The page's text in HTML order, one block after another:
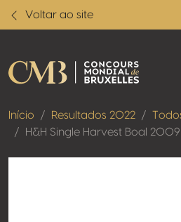
Voltar ao site
Início Resultados 2022
H&H Single Harvest Boal 2009